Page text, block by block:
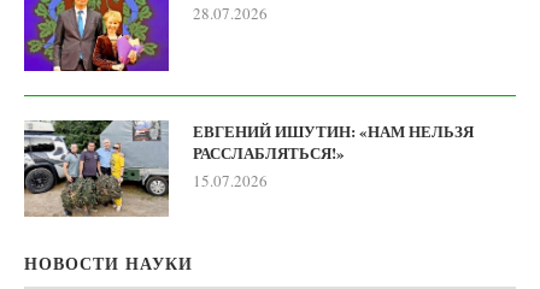
28.07.2026
ЕВГЕНИЙ ИШУТИН: «НАМ НЕЛЬЗЯ
РАССЛАБЛЯТЬСЯ!»
15.07.2026
НОВОСТИ НАУКИ